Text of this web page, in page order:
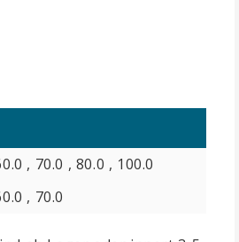
, 70.0 , 80.0 , 100.0
, 70.0